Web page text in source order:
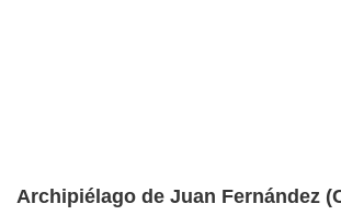
Archipiélago de Juan Fernández